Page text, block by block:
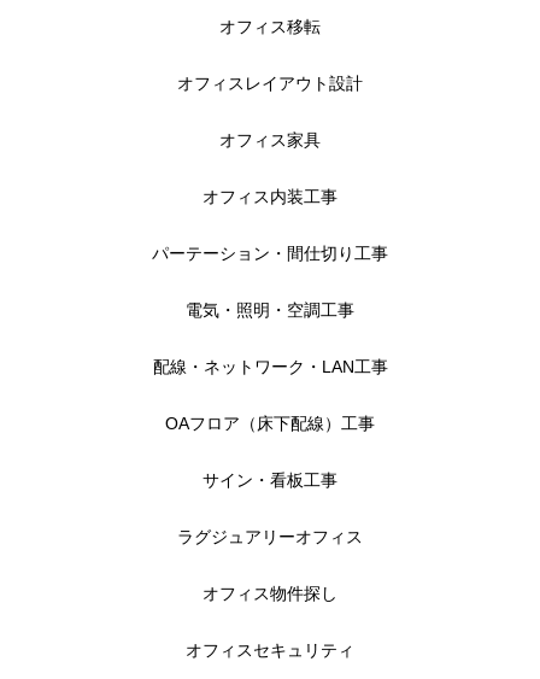
オフィス移転
オフィスレイアウト設計
オフィス家具
オフィス内装工事
パーテーション・間仕切り工事
電気・照明・空調工事
配線・ネットワーク・LAN工事
OAフロア（床下配線）工事
サイン・看板工事
ラグジュアリーオフィス
オフィス物件探し
オフィスセキュリティ